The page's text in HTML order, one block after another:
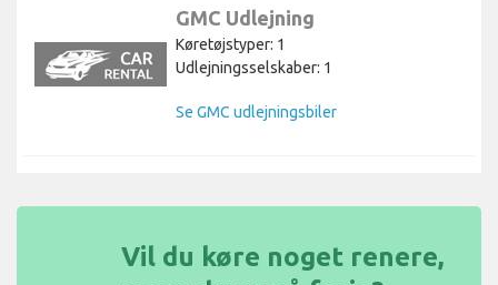
GMC Udlejning
Køretøjstyper: 1
Udlejningsselskaber: 1
Se GMC udlejningsbiler
Vil du køre noget renere,